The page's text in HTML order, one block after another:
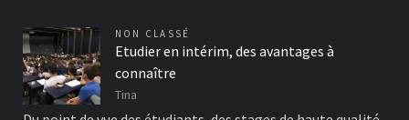
NON CLASSÉ
Etudier en intérim, des avantages à
connaître
Tina